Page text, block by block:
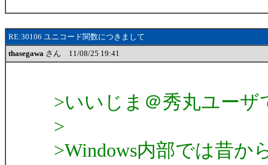
RE:30106 ユニコード関数につきまして
thasegawa さん 11/08/25 19:41
>いいじま＠秀丸ユーザ
>
>Windows内部では昔か